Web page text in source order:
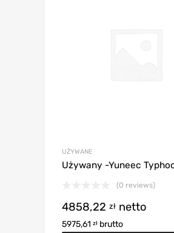
UŻYWANE
Używany -Yuneec
(0 reviews)
4858,22 zł netto
5975,61 zł brutto